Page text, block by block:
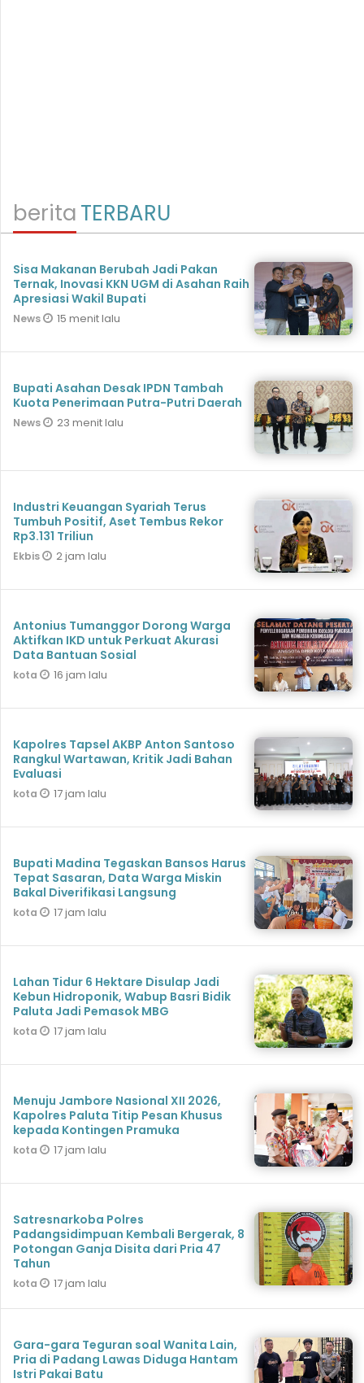
beritaTERBARU
Sisa Makanan Berubah Jadi Pakan
Ternak, Inovasi KKN UGM di Asahan Raih
Apresiasi Wakil Bupati
News 15 menit lalu
Bupati Asahan Desak IPDN Tambah
Kuota Penerimaan Putra-Putri Daerah
News 23 menit lalu
Industri Keuangan Syariah Terus
Tumbuh Positif, Aset Tembus Rekor
Rp3.131 Triliun
Ekbis 2 jam lalu
Antonius Tumanggor Dorong Warga
Aktifkan IKD untuk Perkuat Akurasi
Data Bantuan Sosial
kota 16 jam lalu
Kapolres Tapsel AKBP Anton Santoso
Rangkul Wartawan, Kritik Jadi Bahan
Evaluasi
kota 17 jam lalu
Bupati Madina Tegaskan Bansos Harus
Tepat Sasaran, Data Warga Miskin
Bakal Diverifikasi Langsung
kota 17 jam lalu
Lahan Tidur 6 Hektare Disulap Jadi
Kebun Hidroponik, Wabup Basri Bidik
Paluta Jadi Pemasok MBG
kota 17 jam lalu
Menuju Jambore Nasional XII 2026,
Kapolres Paluta Titip Pesan Khusus
kepada Kontingen Pramuka
kota 17 jam lalu
Satresnarkoba Polres
Padangsidimpuan Kembali Bergerak, 8
Potongan Ganja Disita dari Pria 47
Tahun
kota 17 jam lalu
Gara-gara Teguran soal Wanita Lain,
Pria di Padang Lawas Diduga Hantam
Istri Pakai Batu